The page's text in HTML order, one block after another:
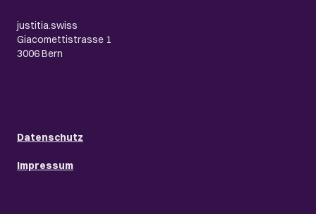
justitia.swiss
Giacomettistrasse 1
3006 Bern
Datenschutz
Impressum